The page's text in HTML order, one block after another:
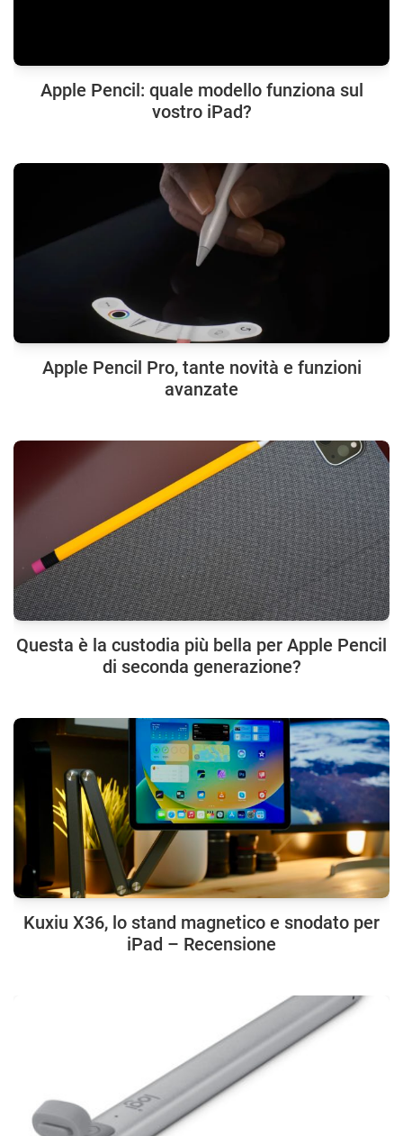
Apple Pencil: quale modello funziona sul
vostro iPad?
Apple Pencil Pro, tante novità e funzioni
avanzate
Questa è la custodia più bella per Apple Pencil
di seconda generazione?
Kuxiu X36, lo stand magnetico e snodato per
iPad – Recensione